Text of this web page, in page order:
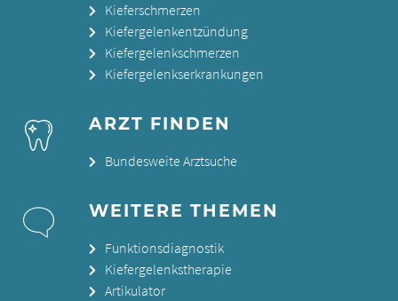
Kieferschmerzen
Kiefergelenkentzündung
Kiefergelenkschmerzen
Kiefergelenkserkrankungen
ARZT FINDEN
Bundesweite Arztsuche
WEITERE THEMEN
Funktionsdiagnostik
Kiefergelenkstherapie
Artikulator